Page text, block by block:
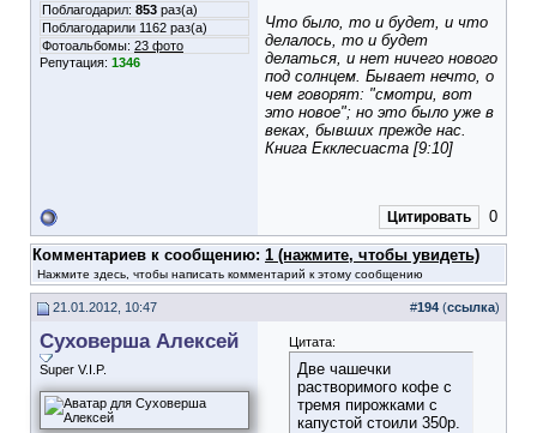
Поблагодарил: 853 раз(а)
Поблагодарили 1162 раз(а)
Фотоальбомы: 23 фото
Репутация: 1346
Что было, то и будет, и что
делалось, то и будет
делаться, и нет ничего нового
под солнцем. Бывает нечто, о
чем говорят: "смотри, вот
это новое"; но это было уже в
веках, бывших прежде нас.
Книга Екклесиаста [9:10]
Цитировать 0
Комментариев к сообщению: 1 (нажмите, чтобы увидеть)
Нажмите здесь, чтобы написать комментарий к этому сообщению
21.01.2012, 10:47 #194 (ссылка)
Суховерша Алексей
Super V.I.P.
Цитата:
Две чашечки
растворимого кофе с
тремя пирожками с
капустой стоили 350р.